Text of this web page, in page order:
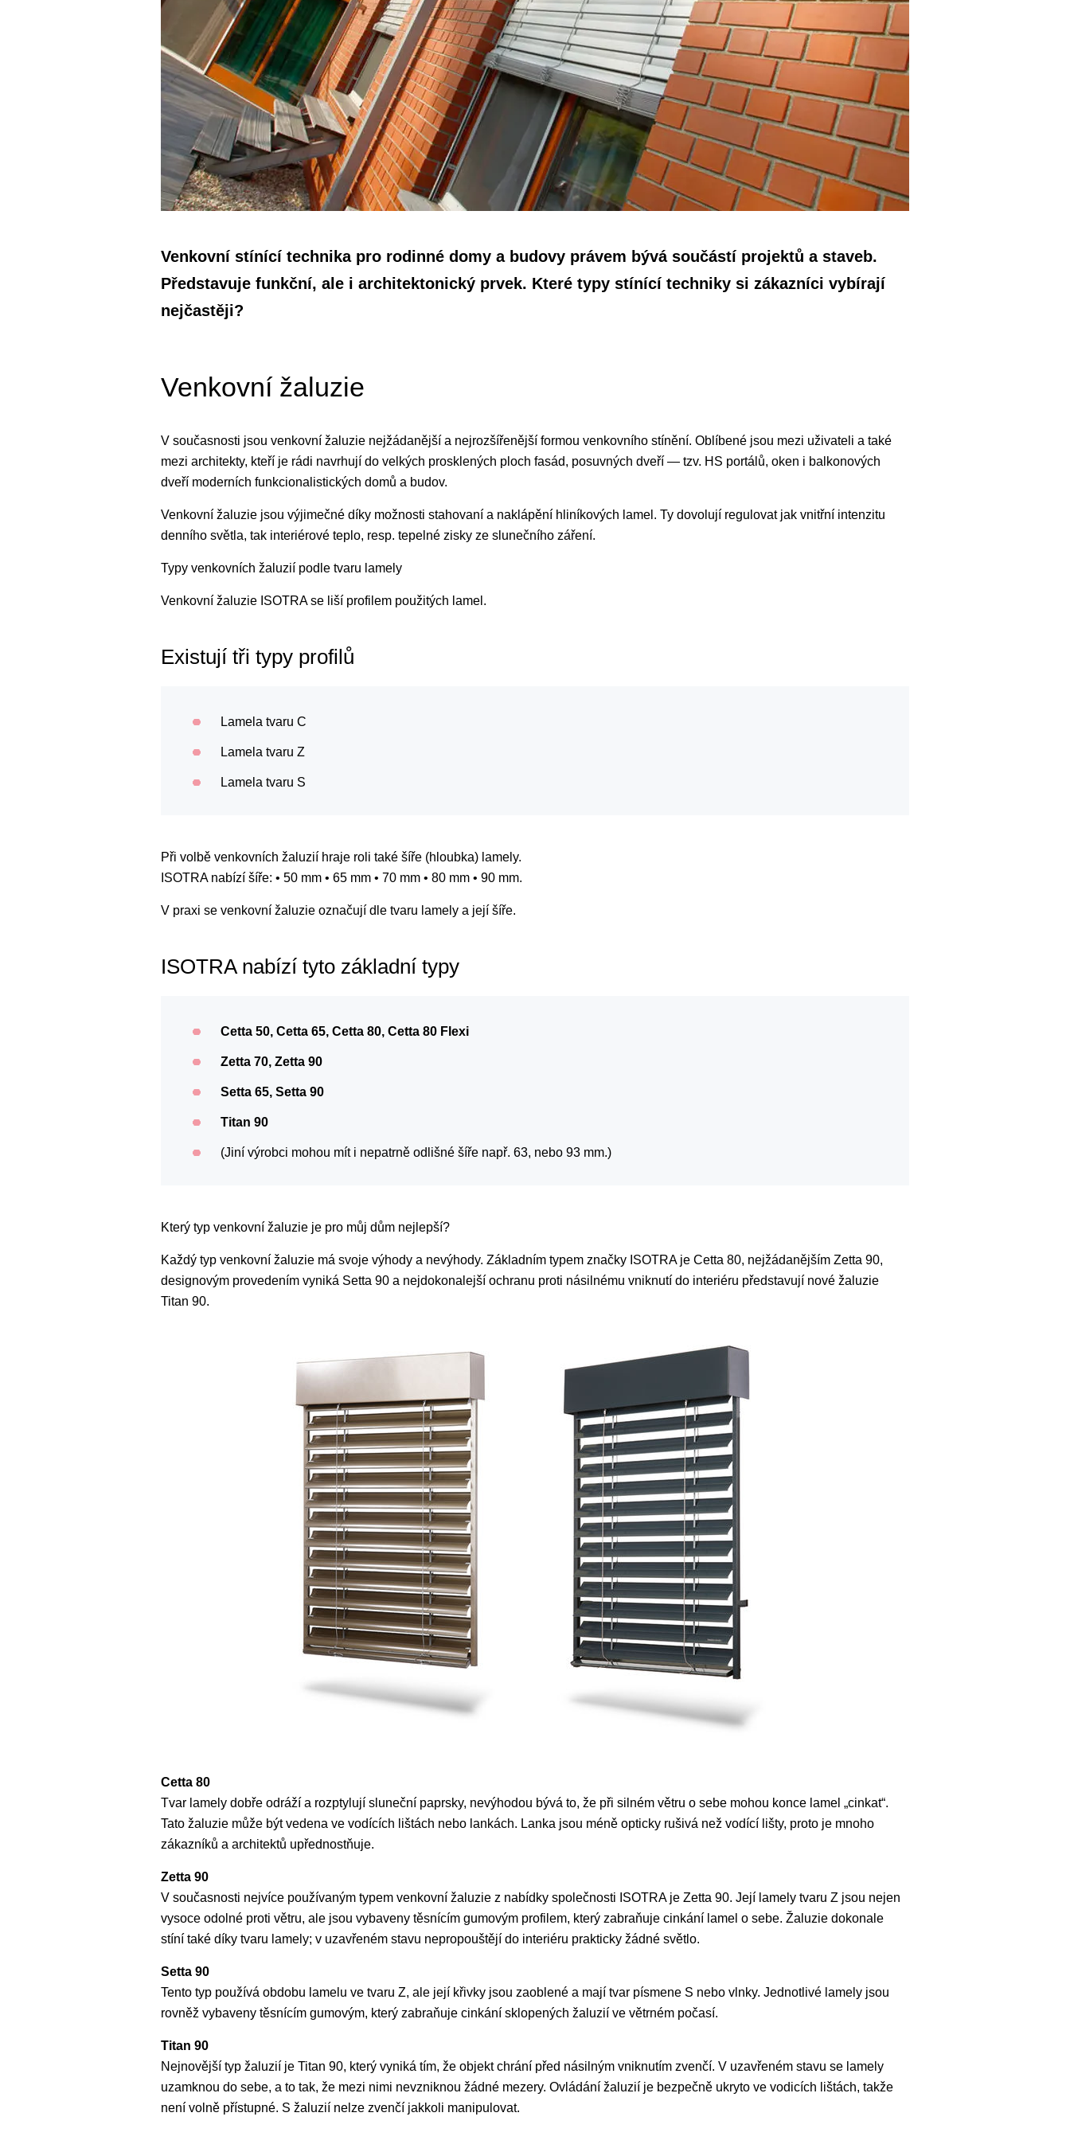
Venkovní stínící technika pro rodinné domy a budovy právem bývá součástí projektů a staveb.
Představuje funkční, ale i architektonický prvek. Které typy stínící techniky si zákazníci vybírají
nejčastěji?
Venkovní žaluzie
V současnosti jsou venkovní žaluzie nejžádanější a nejrozšířenější formou venkovního stínění. Oblíbené jsou mezi uživateli a také
mezi architekty, kteří je rádi navrhují do velkých prosklených ploch fasád, posuvných dveří — tzv. HS portálů, oken i balkonových
dveří moderních funkcionalistických domů a budov.
Venkovní žaluzie jsou výjimečné díky možnosti stahovaní a naklápění hliníkových lamel. Ty dovolují regulovat jak vnitřní intenzitu
denního světla, tak interiérové teplo, resp. tepelné zisky ze slunečního záření.
Typy venkovních žaluzií podle tvaru lamely
Venkovní žaluzie ISOTRA se liší profilem použitých lamel.
Existují tři typy profilů
Lamela tvaru C
Lamela tvaru Z
Lamela tvaru S
Při volbě venkovních žaluzií hraje roli také šíře (hloubka) lamely.
ISOTRA nabízí šíře: • 50 mm • 65 mm • 70 mm • 80 mm • 90 mm.
V praxi se venkovní žaluzie označují dle tvaru lamely a její šíře.
ISOTRA nabízí tyto základní typy
Cetta 50, Cetta 65, Cetta 80, Cetta 80 Flexi
Zetta 70, Zetta 90
Setta 65, Setta 90
Titan 90
(Jiní výrobci mohou mít i nepatrně odlišné šíře např. 63, nebo 93 mm.)
Který typ venkovní žaluzie je pro můj dům nejlepší?
Každý typ venkovní žaluzie má svoje výhody a nevýhody. Základním typem značky ISOTRA je Cetta 80, nejžádanějším Zetta 90,
designovým provedením vyniká Setta 90 a nejdokonalejší ochranu proti násilnému vniknutí do interiéru představují nové žaluzie
Titan 90.
Cetta 80
Tvar lamely dobře odráží a rozptylují sluneční paprsky, nevýhodou bývá to, že při silném větru o sebe mohou konce lamel „cinkat“.
Tato žaluzie může být vedena ve vodících lištách nebo lankách. Lanka jsou méně opticky rušivá než vodící lišty, proto je mnoho
zákazníků a architektů upřednostňuje.
Zetta 90
V současnosti nejvíce používaným typem venkovní žaluzie z nabídky společnosti ISOTRA je Zetta 90. Její lamely tvaru Z jsou nejen
vysoce odolné proti větru, ale jsou vybaveny těsnícím gumovým profilem, který zabraňuje cinkání lamel o sebe. Žaluzie dokonale
stíní také díky tvaru lamely; v uzavřeném stavu nepropouštějí do interiéru prakticky žádné světlo.
Setta 90
Tento typ používá obdobu lamelu ve tvaru Z, ale její křivky jsou zaoblené a mají tvar písmene S nebo vlnky. Jednotlivé lamely jsou
rovněž vybaveny těsnícím gumovým, který zabraňuje cinkání sklopených žaluzií ve větrném počasí.
Titan 90
Nejnovější typ žaluzií je Titan 90, který vyniká tím, že objekt chrání před násilným vniknutím zvenčí. V uzavřeném stavu se lamely
uzamknou do sebe, a to tak, že mezi nimi nevzniknou žádné mezery. Ovládání žaluzií je bezpečně ukryto ve vodicích lištách, takže
není volně přístupné. S žaluzií nelze zvenčí jakkoli manipulovat.